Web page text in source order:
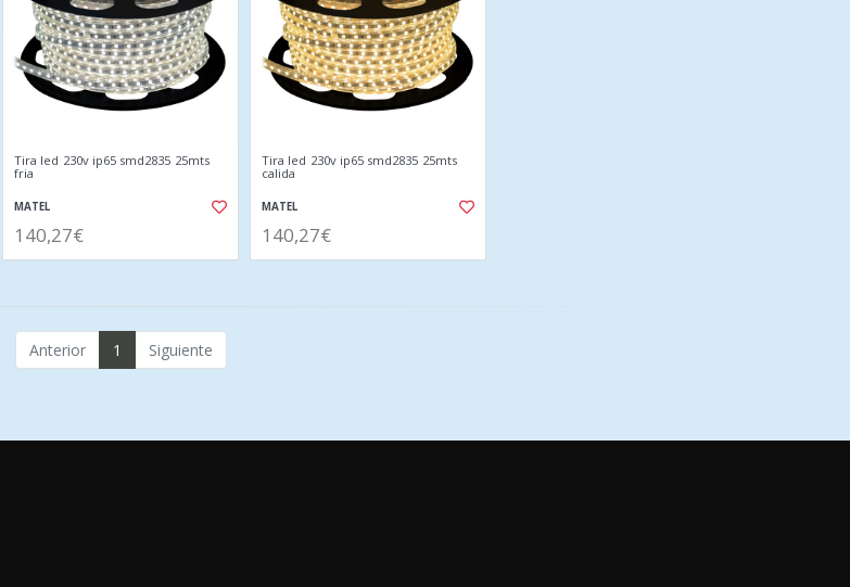
Tira led 230v ip65 smd2835 25mts
fria
MATEL
140,27€
Tira led 230v ip65 smd2835 25mts
calida
MATEL
140,27€
Anterior 1 Siguiente